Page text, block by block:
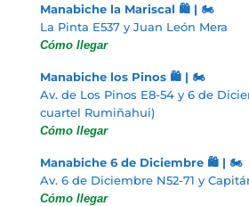
Manabiche la Mariscal 🛍️ | 🏍️
La Pinta E537 y Juan León Mera
Cómo llegar
Manabiche los Pinos 🛍️ | 🏍️
Av. de Los Pinos E8-54 y 6 de
cuartel Rumiñahui)
Cómo llegar
Manabiche 6 de Diciembre 🛍️ | 🏍️
Av. 6 de Diciembre N52-71 y
Cómo llegar